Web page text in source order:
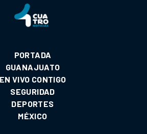
PORTADA
GUANAJUATO
EN VIVO CONTIGO
SEGURIDAD
DEPORTES
MÉXICO